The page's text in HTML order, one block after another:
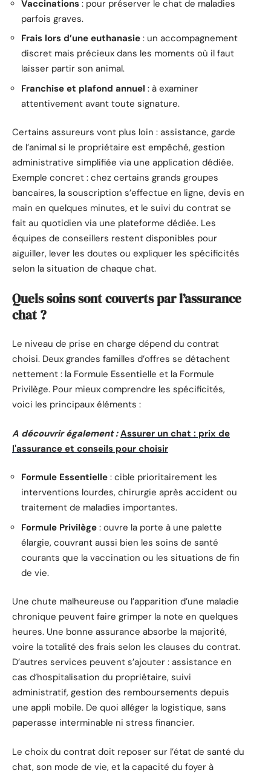
Vaccinations : pour préserver le chat de maladies
parfois graves.
Frais lors d’une euthanasie : un accompagnement
discret mais précieux dans les moments où il faut
laisser partir son animal.
Franchise et plafond annuel : à examiner
attentivement avant toute signature.
Certains assureurs vont plus loin : assistance, garde
de l’animal si le propriétaire est empêché, gestion
administrative simplifiée via une application dédiée.
Exemple concret : chez certains grands groupes
bancaires, la souscription s’effectue en ligne, devis en
main en quelques minutes, et le suivi du contrat se
fait au quotidien via une plateforme dédiée. Les
équipes de conseillers restent disponibles pour
aiguiller, lever les doutes ou expliquer les spécificités
selon la situation de chaque chat.
Quels soins sont couverts par l’assurance
chat ?
Le niveau de prise en charge dépend du contrat
choisi. Deux grandes familles d’offres se détachent
nettement : la Formule Essentielle et la Formule
Privilège. Pour mieux comprendre les spécificités,
voici les principaux éléments :
A découvrir également : Assurer un chat : prix de
l'assurance et conseils pour choisir
Formule Essentielle : cible prioritairement les
interventions lourdes, chirurgie après accident ou
traitement de maladies importantes.
Formule Privilège : ouvre la porte à une palette
élargie, couvrant aussi bien les soins de santé
courants que la vaccination ou les situations de fin
de vie.
Une chute malheureuse ou l’apparition d’une maladie
chronique peuvent faire grimper la note en quelques
heures. Une bonne assurance absorbe la majorité,
voire la totalité des frais selon les clauses du contrat.
D’autres services peuvent s’ajouter : assistance en
cas d’hospitalisation du propriétaire, suivi
administratif, gestion des remboursements depuis
une appli mobile. De quoi alléger la logistique, sans
paperasse interminable ni stress financier.
Le choix du contrat doit reposer sur l’état de santé du
chat, son mode de vie, et la capacité du foyer à